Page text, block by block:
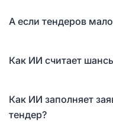
А если тендеров
Как ИИ считает
Как ИИ заполняет
тендер?